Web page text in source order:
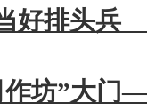
好排头兵
作坊”大